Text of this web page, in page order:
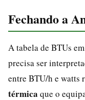
Fechando a
A tabela de BTUs
precisa ser
entre BTU/h e watts
térmica que o